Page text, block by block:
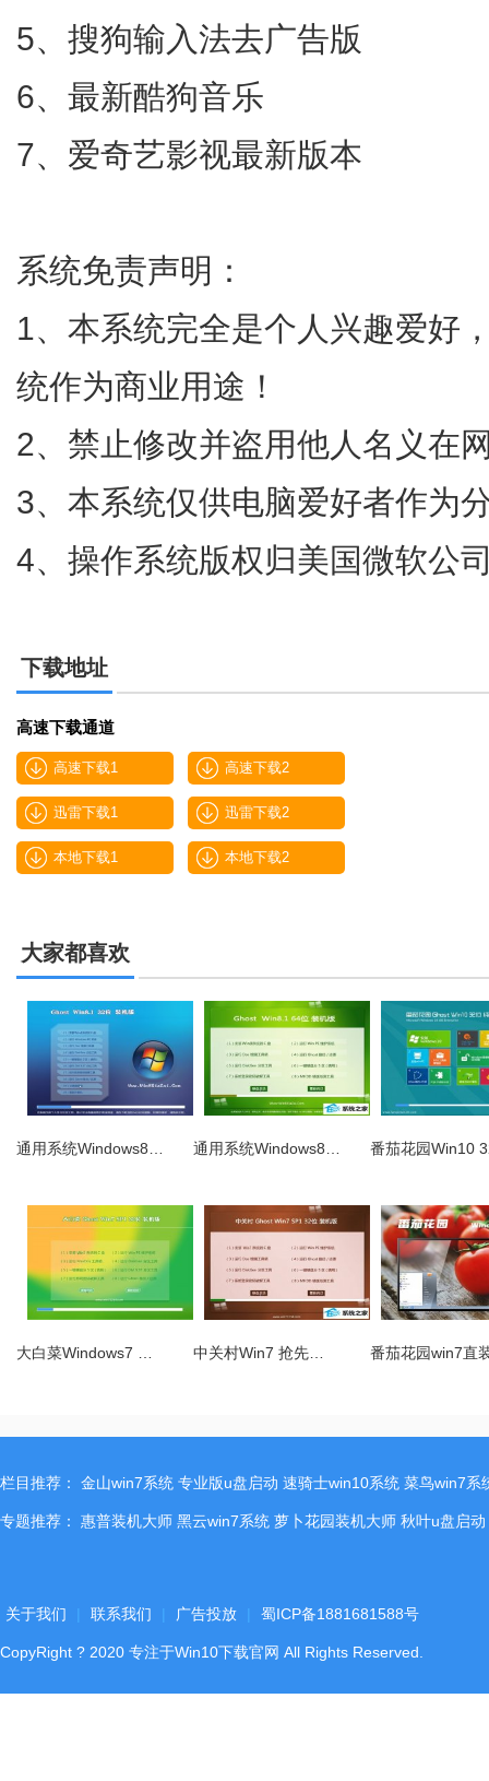
5、搜狗输入法去广告版
6、最新酷狗音乐
7、爱奇艺影视最新版本
系统免责声明：
1、本系统完全是个人兴趣爱好
统作为商业用途！
2、禁止修改并盗用他人名义在
3、本系统仅供电脑爱好者作为
4、操作系统版权归美国微软公
下载地址
高速下载通道
高速下载1 高速下载2
迅雷下载1 迅雷下载2
本地下载1 本地下载2
大家都喜欢
通用系统Windows8… 通用系统Windows8… 番茄花园Win10
大白菜Windows7 … 中关村Win7 抢先… 番茄花园win7直
栏目推荐： 金山win7系统 专业版u盘启动 速骑士win10系统 菜鸟win7系
专题推荐： 惠普装机大师 黑云win7系统 萝卜花园装机大师 秋叶u盘启动
关于我们 联系我们 广告投放 蜀ICP备1881681588号
CopyRight ? 2020 专注于Win10下载官网 All Rights Reserved.